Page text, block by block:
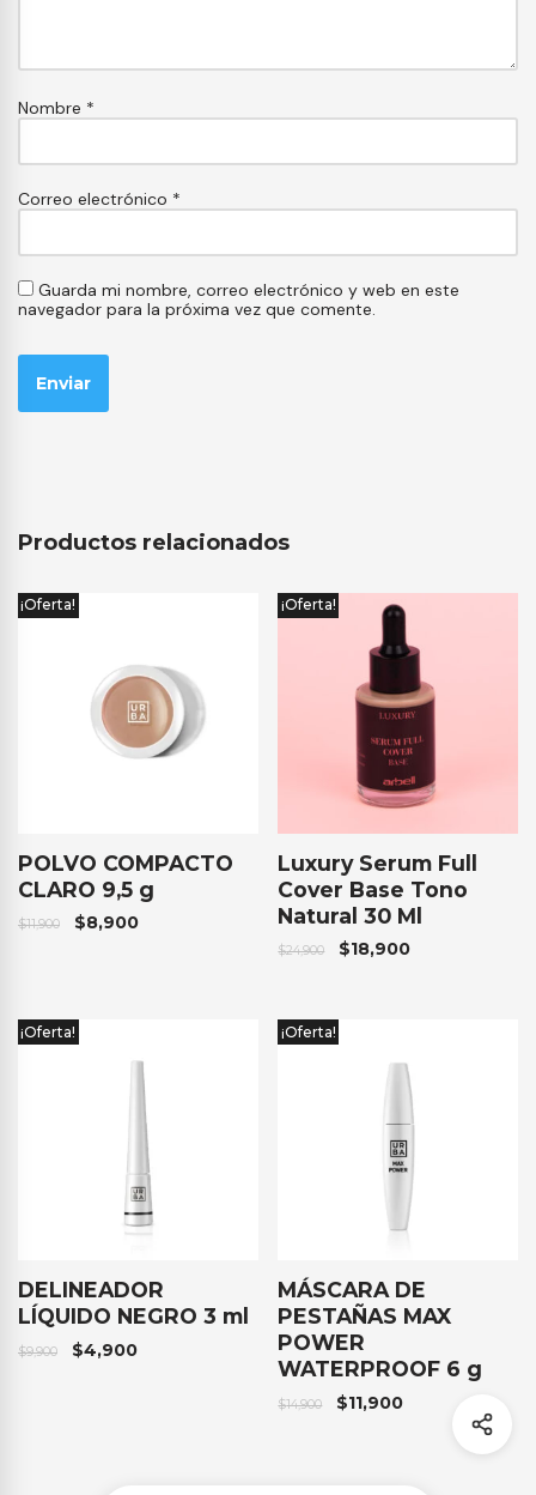
Nombre *
Correo electrónico *
Guarda mi nombre, correo electrónico y web en este
navegador para la próxima vez que comente.
Productos relacionados
¡Oferta!
POLVO COMPACTO
CLARO 9,5 g
$11,900 $8,900
¡Oferta!
Luxury Serum Full
Cover Base Tono
Natural 30 Ml
$24,900 $18,900
¡Oferta!
DELINEADOR
LÍQUIDO NEGRO 3 ml
$9,900 $4,900
¡Oferta!
MÁSCARA DE
PESTAÑAS MAX
POWER
WATERPROOF 6 g
$14,900 $11,900